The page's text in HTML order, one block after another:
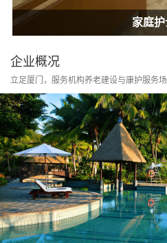
居家康
家庭护
企业概况
立足厦门，服务机构养老建设与康护服务